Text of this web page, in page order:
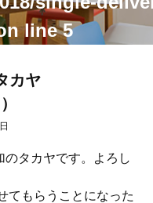
line5
カヤ
タカヤです。よろし
てもらうことになった